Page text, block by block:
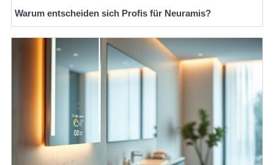
Warum entscheiden sich Profis für Neuramis?